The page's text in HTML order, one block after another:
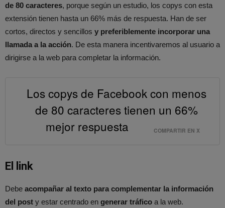
de 80 caracteres, porque según un estudio, los copys con esta
extensión tienen hasta un 66% más de respuesta. Han de ser
cortos, directos y sencillos y preferiblemente incorporar una
llamada a la acción. De esta manera incentivaremos al usuario a
dirigirse a la web para completar la información.
Los copys de Facebook con menos
de 80 caracteres tienen un 66%
mejor respuesta
COMPARTIR EN X
El link
Debe acompañar al texto para complementar la información
del post y estar centrado en generar tráfico a la web.